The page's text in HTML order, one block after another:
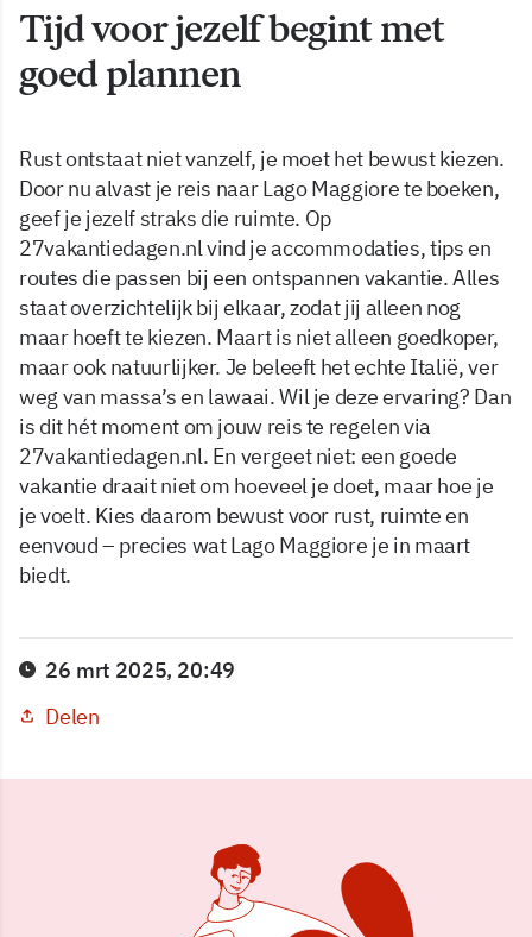
Tijd voor jezelf begint met
goed plannen
Rust ontstaat niet vanzelf, je moet het bewust kiezen.
Door nu alvast je reis naar Lago Maggiore te boeken,
geef je jezelf straks die ruimte. Op
27vakantiedagen.nl vind je accommodaties, tips en
routes die passen bij een ontspannen vakantie. Alles
staat overzichtelijk bij elkaar, zodat jij alleen nog
maar hoeft te kiezen. Maart is niet alleen goedkoper,
maar ook natuurlijker. Je beleeft het echte Italië, ver
weg van massa’s en lawaai. Wil je deze ervaring? Dan
is dit hét moment om jouw reis te regelen via
27vakantiedagen.nl. En vergeet niet: een goede
vakantie draait niet om hoeveel je doet, maar hoe je
je voelt. Kies daarom bewust voor rust, ruimte en
eenvoud – precies wat Lago Maggiore je in maart
biedt.
26 mrt 2025, 20:49
Delen